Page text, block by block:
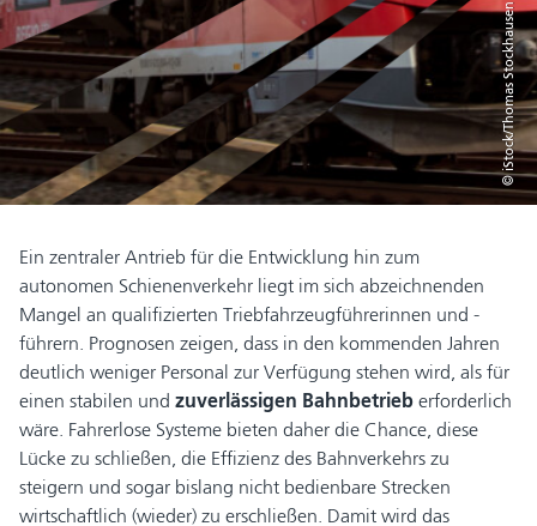
© iStock/Thomas Stockhausen
Ein zentraler Antrieb für die Entwicklung hin zum
autonomen Schienenverkehr liegt im sich abzeichnenden
Mangel an qualifizierten Triebfahrzeugführerinnen und -
führern. Prognosen zeigen, dass in den kommenden Jahren
deutlich weniger Personal zur Verfügung stehen wird, als für
einen stabilen und zuverlässigen Bahnbetrieb erforderlich
wäre. Fahrerlose Systeme bieten daher die Chance, diese
Lücke zu schließen, die Effizienz des Bahnverkehrs zu
steigern und sogar bislang nicht bedienbare Strecken
wirtschaftlich (wieder) zu erschließen. Damit wird das